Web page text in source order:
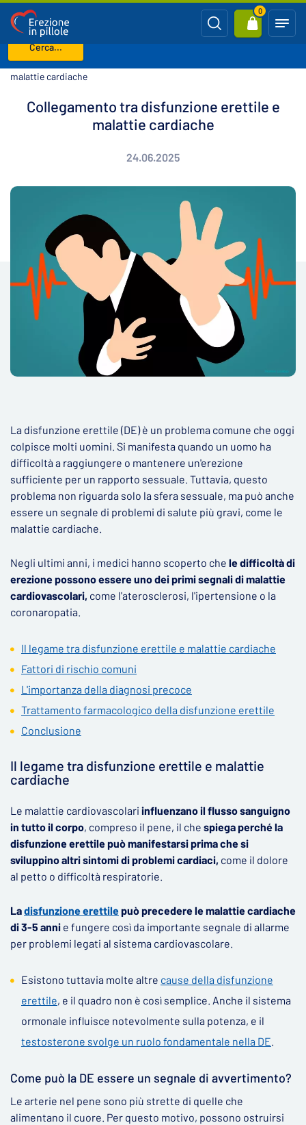
Cerca...
0
Benvenuto Blog
malattie cardiache
Collegamento tra disfunzione erettile e
malattie cardiache
24.06.2025
La disfunzione erettile (DE) è un problema comune che oggi
colpisce molti uomini. Si manifesta quando un uomo ha
difficoltà a raggiungere o mantenere un'erezione
sufficiente per un rapporto sessuale. Tuttavia, questo
problema non riguarda solo la sfera sessuale, ma può anche
essere un segnale di problemi di salute più gravi, come le
malattie cardiache.
Negli ultimi anni, i medici hanno scoperto che le difficoltà di
erezione possono essere uno dei primi segnali di malattie
cardiovascolari, come l'aterosclerosi, l'ipertensione o la
coronaropatia.
Il legame tra disfunzione erettile e malattie cardiache
Fattori di rischio comuni
L'importanza della diagnosi precoce
Trattamento farmacologico della disfunzione erettile
Conclusione
Il legame tra disfunzione erettile e malattie
cardiache
Le malattie cardiovascolari influenzano il flusso sanguigno
in tutto il corpo, compreso il pene, il che spiega perché la
disfunzione erettile può manifestarsi prima che si
sviluppino altri sintomi di problemi cardiaci, come il dolore
al petto o difficoltà respiratorie.
Ladisfunzione erettilepuò precedere le malattie cardiache
di 3-5 anni e fungere così da importante segnale di allarme
per problemi legati al sistema cardiovascolare.
Esistono tuttavia molte altre cause della disfunzione
erettile, e il quadro non è così semplice. Anche il sistema
ormonale influisce notevolmente sulla potenza, e il
testosterone svolge un ruolo fondamentale nella DE.
Come può la DE essere un segnale di avvertimento?
Le arterie nel pene sono più strette di quelle che
alimentano il cuore. Per questo motivo, possono ostruirsi